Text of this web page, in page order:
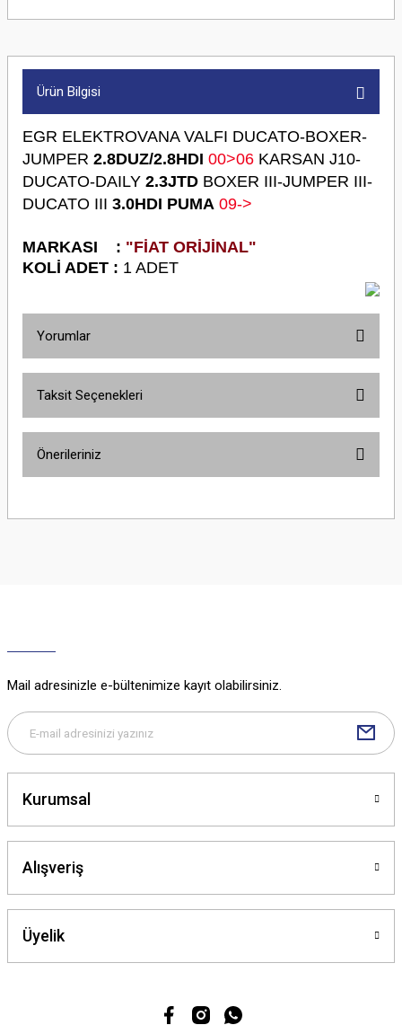
Ürün Bilgisi
EGR ELEKTROVANA VALFI DUCATO-BOXER-
JUMPER 2.8DUZ/2.8HDI 00>06 KARSAN J10-
DUCATO-DAILY 2.3JTD BOXER III-JUMPER III-
DUCATO III 3.0HDI PUMA 09->
MARKASI : "FİAT ORİJİNAL"
KOLİ ADET : 1 ADET
Yorumlar
Taksit Seçenekleri
Önerileriniz
yetersiz gördüğünüz noktaları öneri formunu kullanarak tarafımıza
Bu ürüne benzer farklı alternatifler olmalı.
Mail adresinizle e-bültenimize kayıt olabilirsiniz.
Kurumsal
Alışveriş
Üyelik